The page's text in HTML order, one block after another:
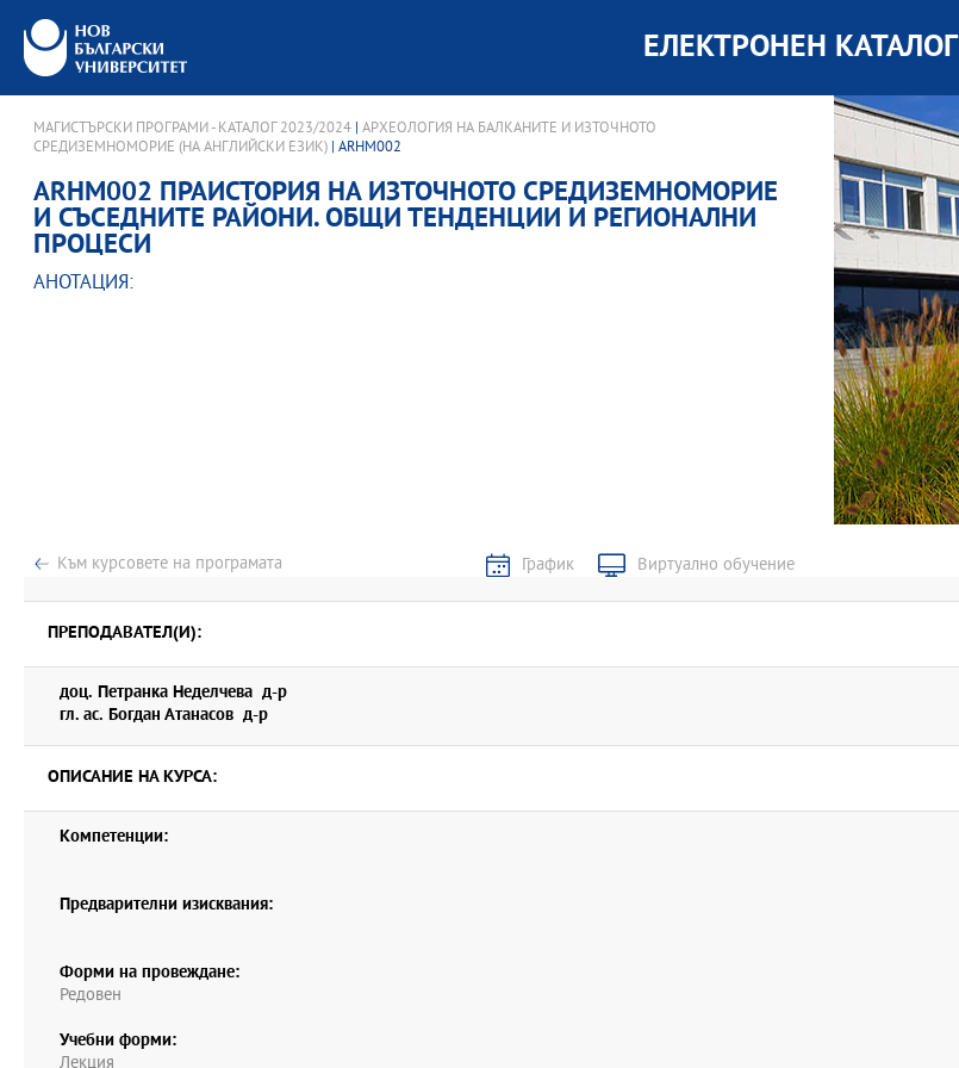
ЕЛЕКТРОНЕН КАТАЛОГ
МАГИСТЪРСКИ ПРОГРАМИ - КАТАЛОГ 2023/2024 |АРХЕОЛОГИЯ НА БАЛКАНИТЕ И ИЗТОЧНОТО
СРЕДИЗЕМНОМОРИЕ (НА АНГЛИЙСКИ ЕЗИК) | ARHM002
ARHM002 ПРАИСТОРИЯ НА ИЗТОЧНОТО СРЕДИЗЕМНОМОРИЕ
И СЪСЕДНИТЕ РАЙОНИ. ОБЩИ ТЕНДЕНЦИИ И РЕГИОНАЛНИ
ПРОЦЕСИ
АНОТАЦИЯ:
Към курсовете на програмата График Виртуално обучение
ПРЕПОДАВАТЕЛ(И):
доц. Петранка Неделчева д-р
гл. ас. Богдан Атанасов д-р
ОПИСАНИЕ НА КУРСА:
Компетенции:
Предварителни изисквания:
Форми на провеждане:
Редовен
Учебни форми: